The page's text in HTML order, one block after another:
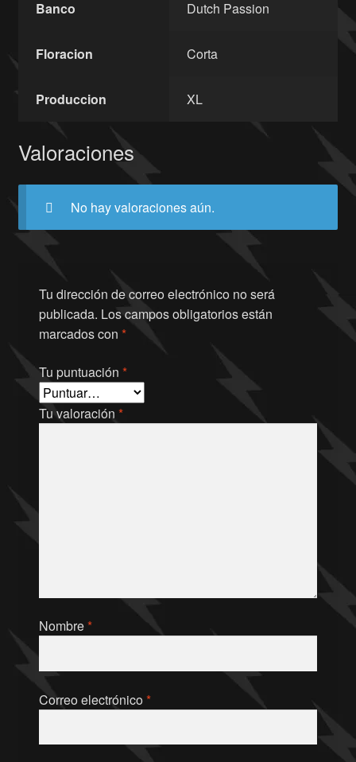
Banco Dutch Passion
Floracion Corta
Produccion XL
Valoraciones
No hay valoraciones aún.
Tu dirección de correo electrónico no será
publicada. Los campos obligatorios están
marcados con *
Tu puntuación *
Tu valoración *
Nombre*
Correo electrónico*